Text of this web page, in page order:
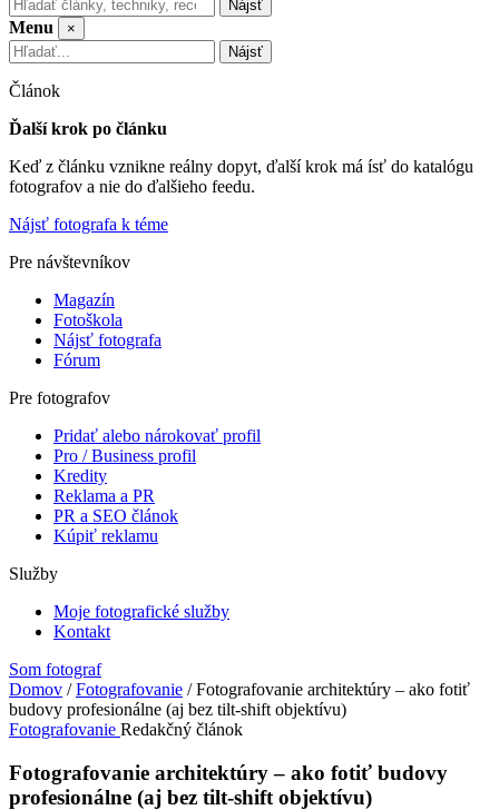
Nájsť
Menu
×
Nájsť
Článok
Ďalší krok po článku
Keď z článku vznikne reálny dopyt, ďalší krok má ísť do katalógu
fotografov a nie do ďalšieho feedu.
Nájsť fotografa k téme
Pre návštevníkov
Magazín
Fotoškola
Nájsť fotografa
Fórum
Pre fotografov
Pridať alebo nárokovať profil
Pro / Business profil
Kredity
Reklama a PR
PR a SEO článok
Kúpiť reklamu
Služby
Moje fotografické služby
Kontakt
Som fotograf
Domov / Fotografovanie / Fotografovanie architektúry – ako fotiť
budovy profesionálne (aj bez tilt-shift objektívu)
Fotografovanie Redakčný článok
Fotografovanie architektúry – ako fotiť budovy
profesionálne (aj bez tilt-shift objektívu)